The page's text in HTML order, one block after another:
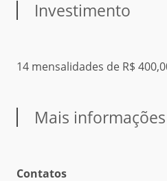
Investimento
14 mensalidades de R$
Mais informações
Contatos